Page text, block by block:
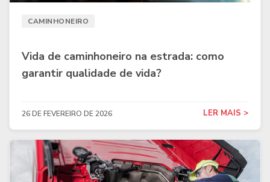
CAMINHONEIRO
Vida de caminhoneiro na estrada: como
garantir qualidade de vida?
26 DE FEVEREIRO DE 2026 LER MAIS >